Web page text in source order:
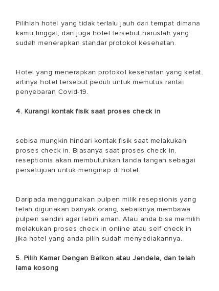
Pilihlah hotel yang tidak terlalu jauh dari tempat dimana
kamu tinggal, dan juga hotel tersebut haruslah yang
sudah menerapkan standar protokol kesehatan.
Hotel yang menerapkan protokol kesehatan yang ketat,
artinya hotel tersebut peduli untuk memutus rantai
penyebaran Covid-19.
4. Kurangi kontak fisik saat proses check in
sebisa mungkin hindari kontak fisik saat melakukan
proses check in. Biasanya saat proses check in,
reseptionis akan membutuhkan tanda tangan sebagai
persetujuan untuk menginap di hotel.
Daripada menggunakan pulpen milik resepsionis yang
telah digunakan banyak orang, sebaiknya membawa
pulpen sendiri agar lebih aman. Atau anda bisa memilih
melakukan proses check in online atau self check in
jika hotel yang anda pilih sudah menyediakannya.
5. Pilih Kamar Dengan Balkon atau Jendela, dan telah
lama kosong